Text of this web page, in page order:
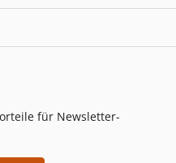
für Newsletter-